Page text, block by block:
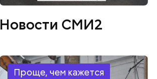
Новости СМИ2
Проще, чем кажется